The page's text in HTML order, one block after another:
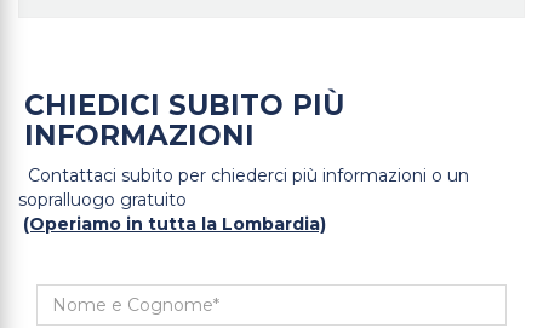
CHIEDICI SUBITO PIÙ
INFORMAZIONI
Contattaci subito per chiederci più informazioni o un
sopralluogo gratuito
(Operiamo in tutta la Lombardia)